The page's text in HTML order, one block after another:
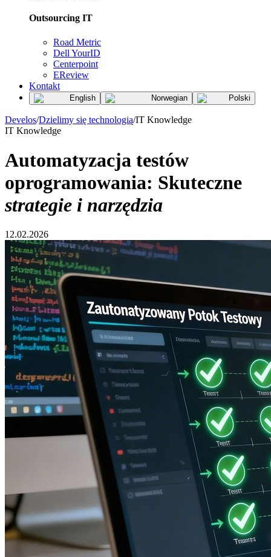
Outsourcing IT
Road Metric
Dell YourID
Centerpoint
EReview
Kontakt
English Norwegian Polski
Develos/Dzielimy się technologią/IT Knowledge
IT Knowledge
Automatyzacja testów
oprogramowania: Skuteczne
strategie i narzędzia
12.02.2026